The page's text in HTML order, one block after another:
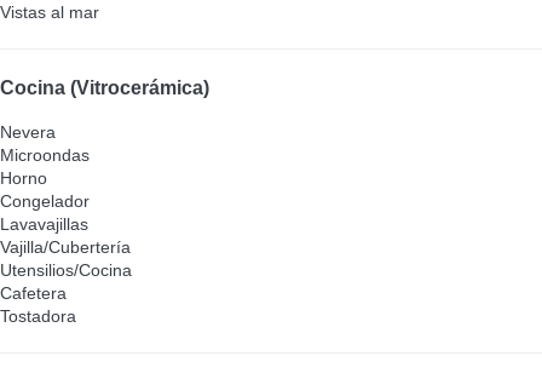
Vistas al mar
Cocina (Vitrocerámica)
Nevera
Microondas
Horno
Congelador
Lavavajillas
Vajilla/Cubertería
Utensilios/Cocina
Cafetera
Tostadora